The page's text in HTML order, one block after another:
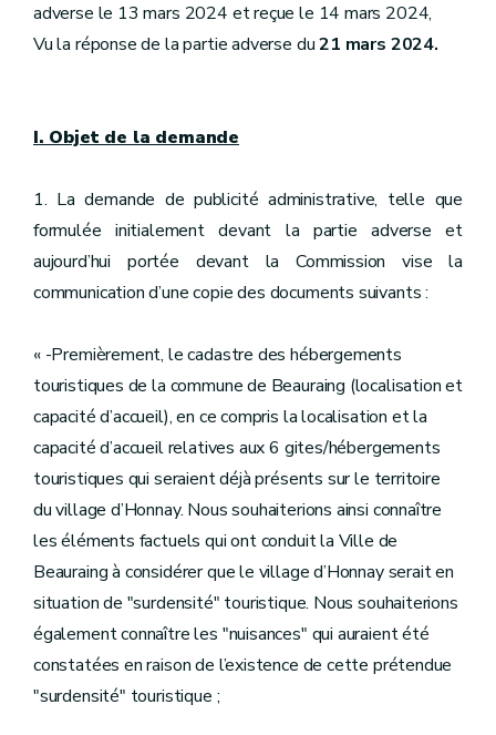
adverse le 13 mars 2024 et reçue le 14 mars 2024,
Vu la réponse de la partie adverse du21 mars 2024.
I. Objet de la demande
1. La demande de publicité administrative, telle que
formulée initialement devant la partie adverse et
aujourd’hui portée devant la Commission vise la
communication d’une copie des documents suivants :
« -Premièrement, le cadastre des hébergements
touristiques de la commune de Beauraing (localisation et
capacité d’accueil), en ce compris la localisation et la
capacité d’accueil relatives aux 6 gites/hébergements
touristiques qui seraient déjà présents sur le territoire
du village d’Honnay. Nous souhaiterions ainsi connaître
les éléments factuels qui ont conduit la Ville de
Beauraing à considérer que le village d’Honnay serait en
situation de "surdensité" touristique. Nous souhaiterions
également connaître les "nuisances" qui auraient été
constatées en raison de l’existence de cette prétendue
"surdensité" touristique ;